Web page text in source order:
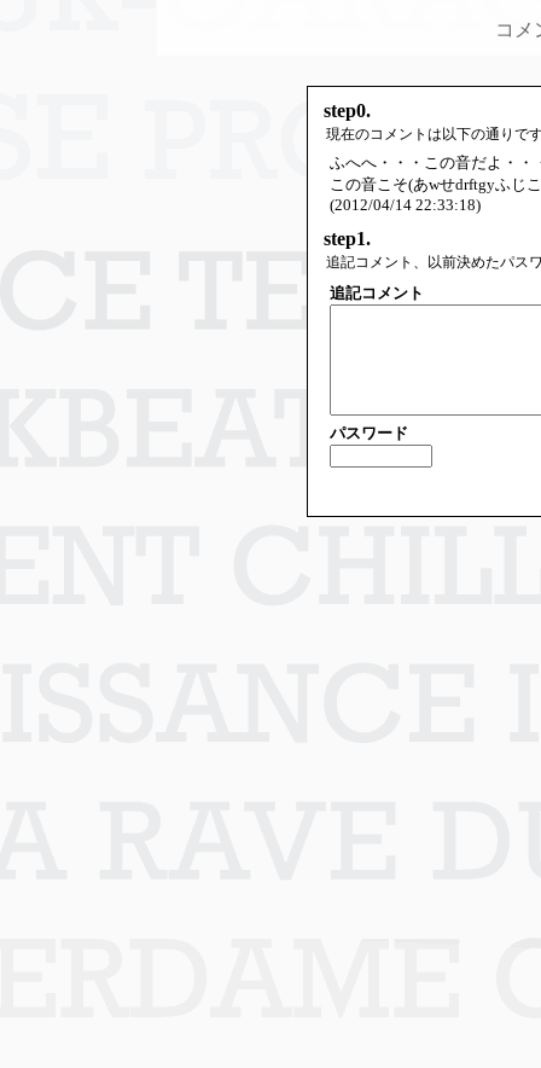
コメ
step0.
現在のコメントは以下の通りで
ふへへ・・・この音だよ・・
この音こそ(あwせdrftgyふじ
(2012/04/14 22:33:18)
step1.
追記コメント、以前決めたパス
追記コメント
パスワード